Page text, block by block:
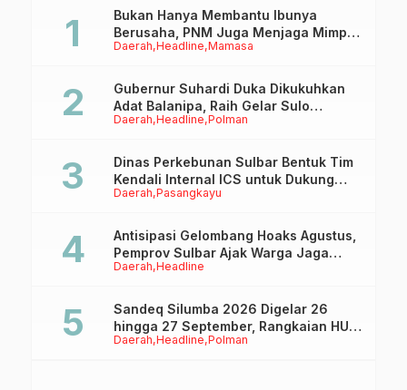
Daerah Headline Mamasa
Bukan Hanya Membantu Ibunya
Berusaha, PNM Juga Menjaga Mimpi
Anaknya Untuk Menggapai Cita-Cita
Daerah Headline Polman
Gubernur Suhardi Duka Dikukuhkan
Adat Balanipa, Raih Gelar Sulo
Tappidena
Daerah Pasangkayu
Dinas Perkebunan Sulbar Bentuk Tim
Kendali Internal ICS untuk Dukung
Sertifikasi ISPO Pekebun di
Daerah Headline
Antisipasi Gelombang Hoaks Agustus,
Pemprov Sulbar Ajak Warga Jaga
Ruang Digital
Daerah Headline Polman
Sandeq Silumba 2026 Digelar 26
hingga 27 September, Rangkaian HUT
Sulbar